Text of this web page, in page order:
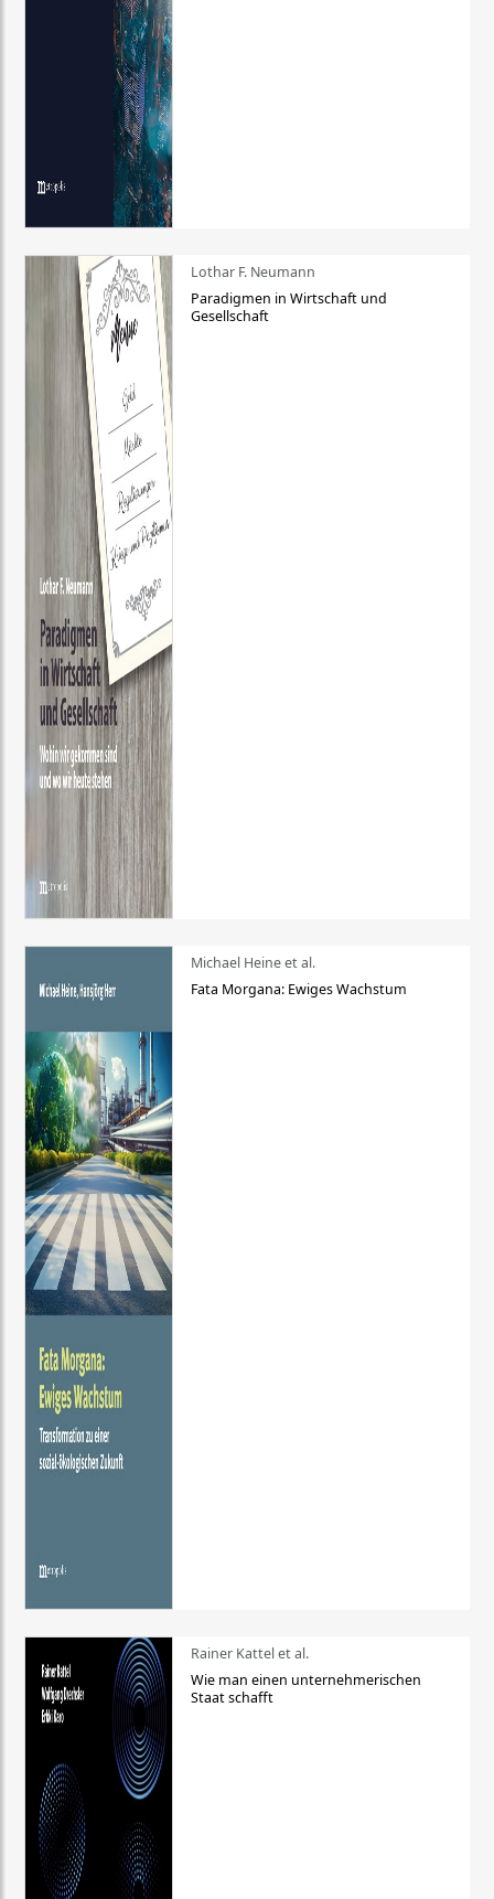
Lothar F. Neumann
Paradigmen in Wirtschaft und
Gesellschaft
Michael Heine et al.
Fata Morgana: Ewiges Wachstum
Rainer Kattel et al.
Wie man einen unternehmerischen
Staat schafft